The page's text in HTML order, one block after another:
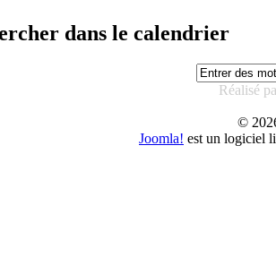
dans le calendrier
Réalisé
©
Joomla! est un logiciel